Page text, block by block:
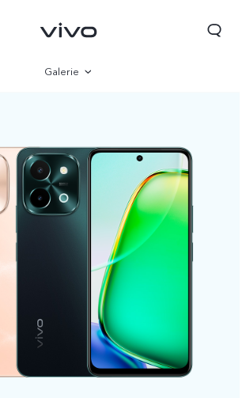
Galerie
Parameter